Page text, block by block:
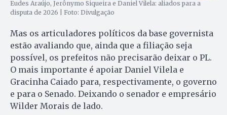
Eudes Araújo, Jerônymo Siqueira e Daniel Vilela: aliados para a
disputa de 2026 | Foto: Divulgação
Mas os articuladores políticos da base governista
estão avaliando que, ainda que a filiação seja
possível, os prefeitos não precisarão deixar o PL.
O mais importante é apoiar Daniel Vilela e
Gracinha Caiado para, respectivamente, o governo
e para o Senado. Deixando o senador e empresário
Wilder Morais de lado.